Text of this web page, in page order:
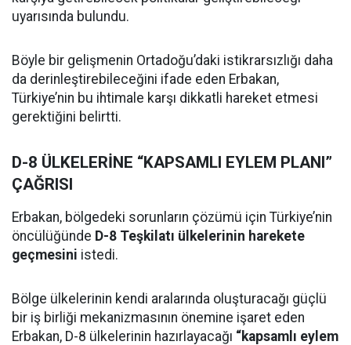
uyarısında bulundu.
Böyle bir gelişmenin Ortadoğu’daki istikrarsızlığı daha
da derinleştirebileceğini ifade eden Erbakan,
Türkiye’nin bu ihtimale karşı dikkatli hareket etmesi
gerektiğini belirtti.
D-8 ÜLKELERİNE “KAPSAMLI EYLEM PLANI”
ÇAĞRISI
Erbakan, bölgedeki sorunların çözümü için Türkiye’nin
öncülüğünde D-8 Teşkilatı ülkelerinin harekete
geçmesini istedi.
Bölge ülkelerinin kendi aralarında oluşturacağı güçlü
bir iş birliği mekanizmasının önemine işaret eden
Erbakan, D-8 ülkelerinin hazırlayacağı “kapsamlı eylem